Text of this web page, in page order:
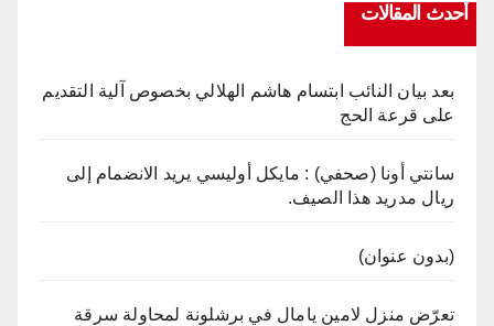
أحدث المقالات
بعد بيان النائب ابتسام هاشم الهلالي بخصوص آلية التقديم
على قرعة الحج
سانتي أونا (صحفي) : مايكل أوليسي يريد الانضمام إلى
ريال مدريد هذا الصيف.
(بدون عنوان)
تعرّض منزل لامين يامال في برشلونة لمحاولة سرقة